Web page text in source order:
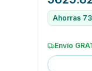
Ahorras
Envío